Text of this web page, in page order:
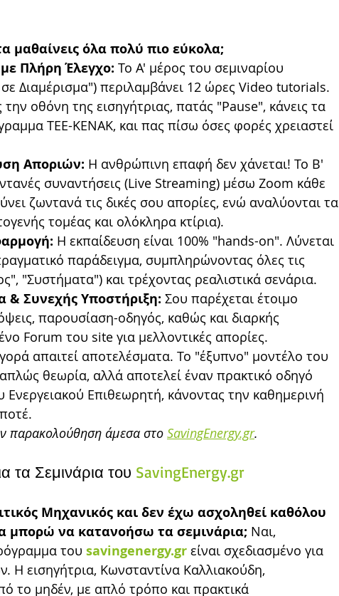
μαθαίνεις όλα πολύ πιο εύκολα;
Πλήρη Έλεγχο: Το Α' μέρος του σεμιναρίου
Διαμέρισμα") περιλαμβάνει 12 ώρες Video tutorials.
την οθόνη της εισηγήτριας, πατάς "Pause", κάνεις τα
ΤΕΕ-ΚΕΝΑΚ, και πας πίσω όσες φορές χρειαστεί
Αποριών: Η ανθρώπινη επαφή δεν χάνεται! Το Β'
συναντήσεις (Live Streaming) μέσω Zoom κάθε
ζωντανά τις δικές σου απορίες, ενώ αναλύονται τα
τομέας και ολόκληρα κτίρια).
Η εκπαίδευση είναι 100% "hands-on". Λύνεται
παράδειγμα, συμπληρώνοντας όλες τις
"Συστήματα") και τρέχοντας ρεαλιστικά σενάρια.
& Συνεχής Υποστήριξη: Σου παρέχεται έτοιμο
παρουσίαση-οδηγός, καθώς και διαρκής
Forum του site για μελλοντικές απορίες.
απαιτεί αποτελέσματα. Το "έξυπνο" μοντέλο του
θεωρία, αλλά αποτελεί έναν πρακτικό οδηγό
Ενεργειακού Επιθεωρητή, κάνοντας την καθημερινή
παρακολούθηση άμεσα στο SavingEnergy.gr.
τα Σεμινάρια του SavingEnergy.gr
Μηχανικός και δεν έχω ασχοληθεί καθόλου
μπορώ να κατανοήσω τα σεμινάρια; Ναι,
του savingenergy.gr είναι σχεδιασμένο για
Η εισηγήτρια, Κωνσταντίνα Καλλιακούδη,
το μηδέν, με απλό τρόπο και πρακτικά